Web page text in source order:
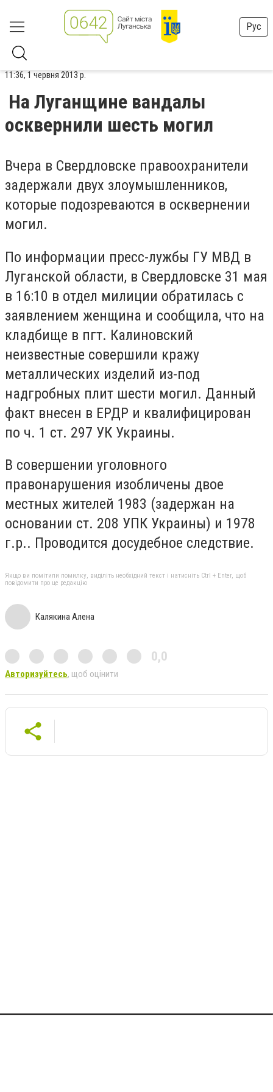
Рус
11:36, 1 червня 2013 р.
На Луганщине вандалы
осквернили шесть могил
Вчера в Свердловске правоохранители
задержали двух злоумышленников,
которые подозреваются в осквернении
могил.
По информации пресс-лужбы ГУ МВД в
Луганской области, в Свердловске 31 мая
в 16:10 в отдел милиции обратилась с
заявлением женщина и сообщила, что на
кладбище в пгт. Калиновский
неизвестные совершили кражу
металлических изделий из-под
надгробных плит шести могил. Данный
факт внесен в ЕРДР и квалифицирован
по ч. 1 ст. 297 УК Украины.
В совершении уголовного
правонарушения изобличены двое
местных жителей 1983 (задержан на
основании ст. 208 УПК Украины) и 1978
г.р.. Проводится досудебное следствие.
Якщо ви помітили помилку, виділіть необхідний текст і натисніть Ctrl + Enter, щоб
повідомити про це редакцію
Калякина Алена
0,0
Авторизуйтесь, щоб оцінити